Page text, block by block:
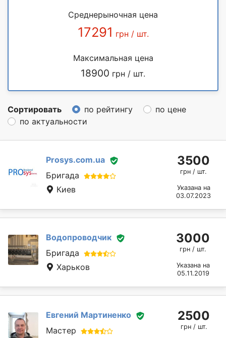
Среднерыночная цена
17291 грн / шт.
Максимальная цена
18900 грн / шт.
Сортировать по рейтингу
по цене
по актуальности
Prosys.com.ua
Бригада
Киев
3500
грн / шт.
Указана на
03.07.2023
Водопроводчик
Бригада
Харьков
3000
грн / шт.
Указана на
05.11.2019
Евгений Мартиненко
Мастер
2500
грн / шт.